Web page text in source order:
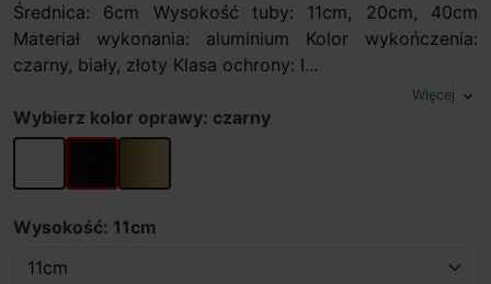
Średnica: 6cm Wysokość tuby: 11cm, 20cm, 40cm
Materiał wykonania: aluminium Kolor wykończenia:
czarny, biały, złoty Klasa ochrony: I...
Więcej expand_more
Wybierz kolor oprawy: czarny
biały czarnyzłoty
Wysokość: 11cm